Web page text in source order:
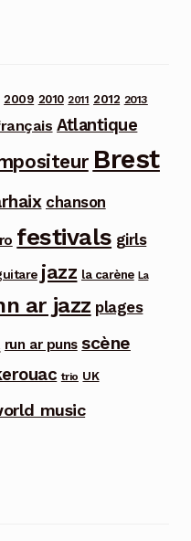
2009 2010 2011 2012 2013
Atlantique
Brest
chanson
festivals girls
jazz la carène La
ar jazz plages
run ar puns scène
trio UK
music